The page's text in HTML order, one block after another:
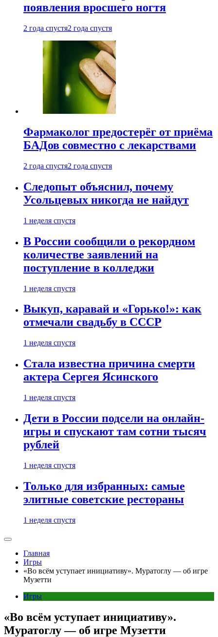
появления вросшего ногтя
2 года спустя2 года спустя
Фармаколог предостерёг от приёма
БАДов совместно с лекарствами
2 года спустя2 года спустя
Следопыт объяснил, почему
Усольцевых никогда не найдут
1 неделя спустя
В России сообщили о рекордном
количестве заявлений на
поступление в колледжи
1 неделя спустя
Выкуп, каравай и «Горько!»: как
отмечали свадьбу в СССР
1 неделя спустя
Стала известна причина смерти
актера Сергея Ясинского
1 неделя спустя
Дети в России подсели на онлайн-
игры и спускают там сотни тысяч
рублей
1 неделя спустя
Только для избранных: самые
элитные советские рестораны
1 неделя спустя
Главная
Игры
«Во всём уступает инициативу». Муратоглу — об игре
Музетти
Игры
«Во всём уступает инициативу».
Муратоглу — об игре Музетти